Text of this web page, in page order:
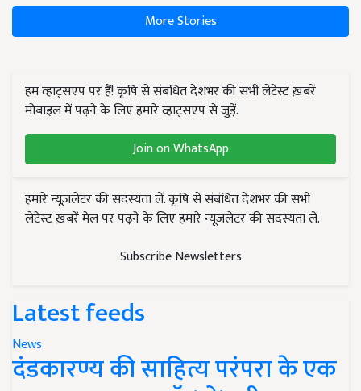
More Stories
हम व्हाट्सएप पर हैं! कृषि से संबंधित देशभर की सभी लेटेस्ट ख़बरें
मोबाइल में पढ़ने के लिए हमारे व्हाट्सएप से जुड़ें.
Join on WhatsApp
हमारे न्यूज़लेटर की सदस्यता लें. कृषि से संबंधित देशभर की सभी
लेटेस्ट ख़बरें मेल पर पढ़ने के लिए हमारे न्यूज़लेटर की सदस्यता लें.
Subscribe Newsletters
Latest feeds
News
दंडकारण्य की साहित्य परंपरा के एक